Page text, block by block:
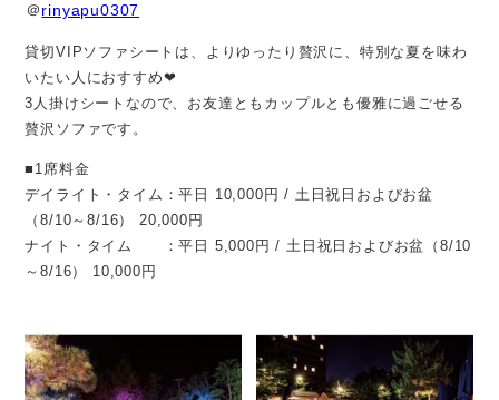
＠rinyapu0307
貸切VIPソファシートは、よりゆったり贅沢に、特別な夏を味わ
いたい人におすすめ❤︎
3人掛けシートなので、お友達ともカップルとも優雅に過ごせる
贅沢ソファです。
■1席料金
デイライト・タイム：平日 10,000円 / 土日祝日およびお盆
（8/10～8/16） 20,000円
ナイト・タイム ：平日 5,000円 / 土日祝日およびお盆（8/10
～8/16） 10,000円